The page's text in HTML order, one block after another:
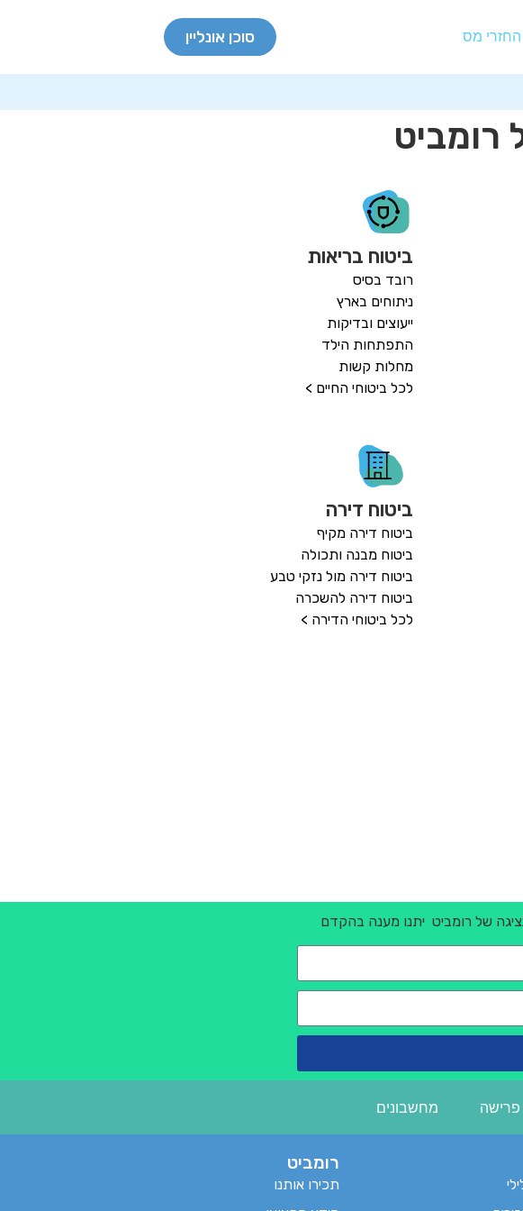
החזרי מס סוכן אונליין
רומביט
ביטוח בריאות
רובד בסיס
ניתוחים בארץ
ייעוצים ובדיקות
התפתחות הילד
מחלות קשות
לכל ביטוחי החיים >
ביטוח דירה
ביטוח דירה מקיף
ביטוח מבנה ותכולה
ביטוח דירה מול נזקי טבע
ביטוח דירה להשכרה
לכל ביטוחי הדירה >
של רומביט יתנו מענה בהקדם
פרישה מחשבונים
רומביט
תכירו אותנו